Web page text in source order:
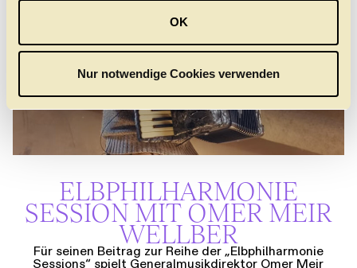
l
OK
Nur notwendige Cookies verwenden
ELBPHILHAR­MONIE
SESSION MIT OMER MEIR
WELLBER
Für seinen Beitrag zur Reihe der „Elbphilharmonie
Sessions“ spielt Generalmusikdirektor Omer Meir